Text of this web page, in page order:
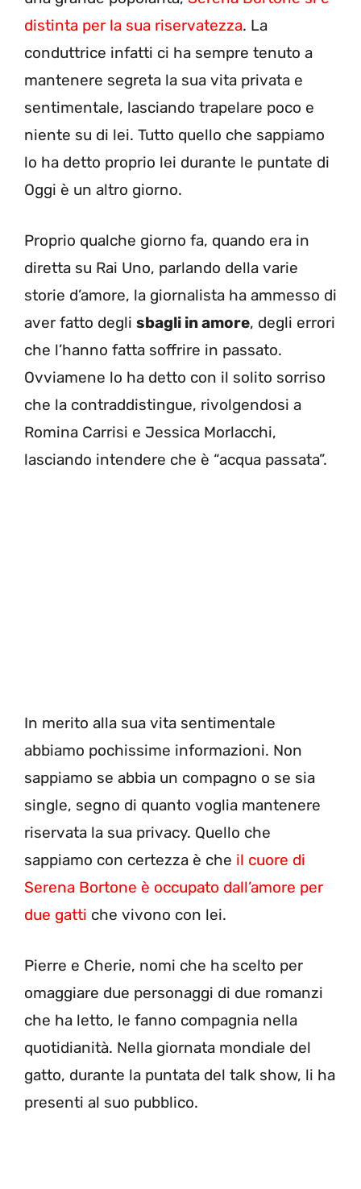
distinta per la sua riservatezza. La
conduttrice infatti ci ha sempre tenuto a
mantenere segreta la sua vita privata e
sentimentale, lasciando trapelare poco e
niente su di lei. Tutto quello che sappiamo
lo ha detto proprio lei durante le puntate di
Oggi è un altro giorno.
Proprio qualche giorno fa, quando era in
diretta su Rai Uno, parlando della varie
storie d’amore, la giornalista ha ammesso di
aver fatto degli sbagli in amore, degli errori
che l’hanno fatta soffrire in passato.
Ovviamene lo ha detto con il solito sorriso
che la contraddistingue, rivolgendosi a
Romina Carrisi e Jessica Morlacchi,
lasciando intendere che è “acqua passata”.
In merito alla sua vita sentimentale
abbiamo pochissime informazioni. Non
sappiamo se abbia un compagno o se sia
single, segno di quanto voglia mantenere
riservata la sua privacy. Quello che
sappiamo con certezza è che il cuore di
Serena Bortone è occupato dall’amore per
due gatti che vivono con lei.
Pierre e Cherie, nomi che ha scelto per
omaggiare due personaggi di due romanzi
che ha letto, le fanno compagnia nella
quotidianità. Nella giornata mondiale del
gatto, durante la puntata del talk show, li ha
presenti al suo pubblico.